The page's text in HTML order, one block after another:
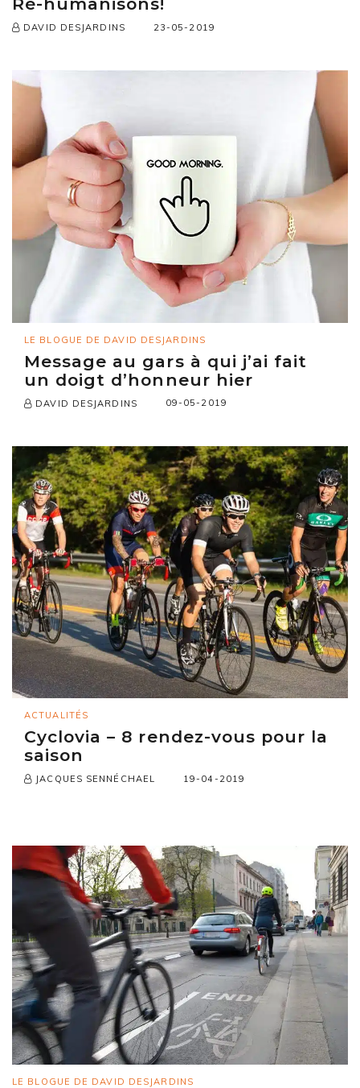
DAVID DESJARDINS 23-05-2019
LE BLOGUE DE DAVID DESJARDINS
Message au gars à qui j’ai fait
un doigt d’honneur hier
DAVID DESJARDINS 09-05-2019
ACTUALITÉS
Cyclovia – 8 rendez-vous pour la
saison
JACQUES SENNÉCHAEL 19-04-2019
LE BLOGUE DE DAVID DESJARDINS